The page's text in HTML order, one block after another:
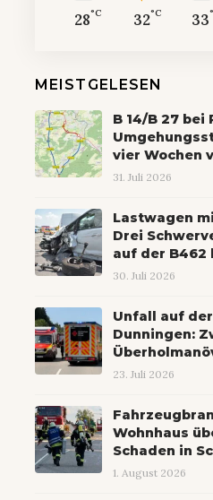
28°C 32°C 33
MEISTGELESEN
B 14/B 27 bei
vier Wochen
31. Juli 2026
Lastwagen
Drei
auf der B462
30. Juli 2026
Unfall auf
Dunningen:
23. Juli 2026
Wohnhaus
Schaden in
1. August 2026